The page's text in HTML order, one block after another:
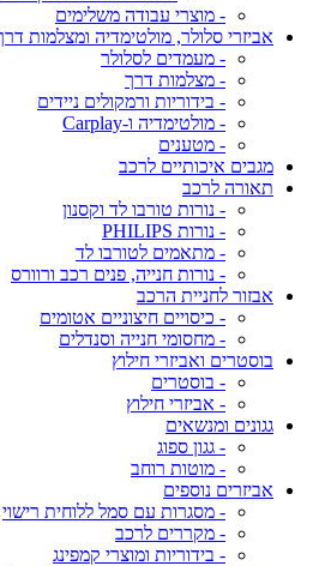
- מוצרי עבודה משלימים
אביזרי סלולר, מולטימדיה ומצלמות
- מעמדים לסלולר
- מצלמות דרך
- בידוריות ורמקולים ניידים
- מולטימדיה ו-Carplay
- מטענים
מגבים איכותיים לרכב
תאורה לרכב
- נורות טורבו לד וקסנון
- נורות PHILIPS
- מתאמים לטורבו לד
- נורות חנייה, פנים רכב ורוורס
אבזור לחניית הרכב
- כיסויים חיצוניים אטומים
- מחסומי חנייה וסנדלים
בוסטרים ואביזרי חילוץ
- בוסטרים
- אביזרי חילוץ
גגונים ומנשאים
- גגון ספוג
- מוטות רוחב
אביזרים נוספים
- מסגרות עם סמל ללוחית רישוי
- מקררים לרכב
- בידוריות ומוצרי קמפינג